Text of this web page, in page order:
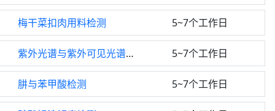
梅干菜扣肉用料检测 5~7个工作日
紫外光谱与紫外可见光谱检测 5~7个工作日
肼与苯甲酸检测 5~7个工作日